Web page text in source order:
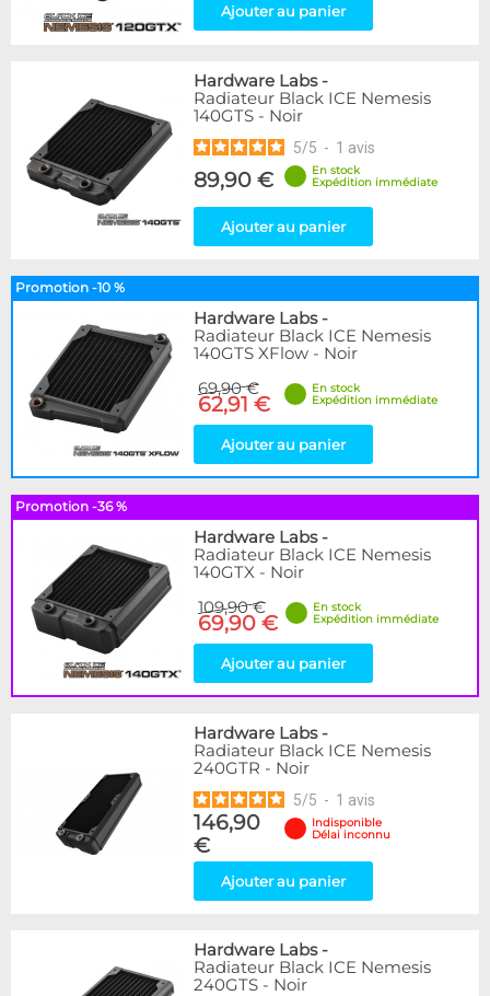
Ajouter au panier
Hardware Labs-
Radiateur Black ICE Nemesis
140GTS - Noir
5/5 - 1 avis
89,90 €
En stock
Expédition immédiate
Ajouter au panier
Promotion -10 %
Hardware Labs-
Radiateur Black ICE Nemesis
140GTS XFlow - Noir
69,90 €
62,91 €
En stock
Expédition immédiate
Ajouter au panier
Promotion -36 %
Hardware Labs-
Radiateur Black ICE Nemesis
140GTX - Noir
109,90 €
69,90 €
En stock
Expédition immédiate
Ajouter au panier
Hardware Labs-
Radiateur Black ICE Nemesis
240GTR - Noir
5/5 - 1 avis
146,90
€
Indisponible
Délai inconnu
Ajouter au panier
Hardware Labs-
Radiateur Black ICE Nemesis
240GTS - Noir